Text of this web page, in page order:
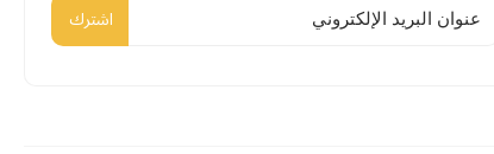
اشترك